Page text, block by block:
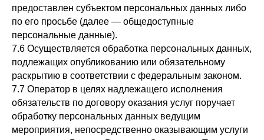
предоставлен субъектом персональных данных либо
по его просьбе (далее — общедоступные
персональные данные).
7.6 Осуществляется обработка персональных данных,
подлежащих опубликованию или обязательному
раскрытию в соответствии с федеральным законом.
7.7 Оператор в целях надлежащего исполнения
обязательств по договору оказания услуг поручает
обработку персональных данных ведущим
мероприятия, непосредственно оказывающим услуги